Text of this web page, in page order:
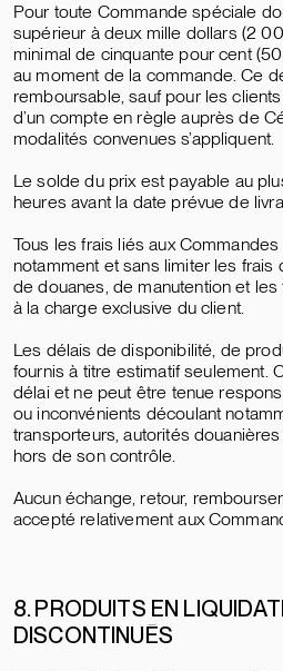
Pour toute Commande spéciale
supérieur à deux mille dollars (2
minimal de cinquante pour cent
au moment de la commande. Ce
remboursable, sauf pour les
d’un compte en règle auprès de
modalités convenues s’appliquent.
Le solde du prix est payable au
heures avant la date prévue de
Tous les frais liés aux
notamment et sans limiter les frais
de douanes, de manutention et
à la charge exclusive du client.
Les délais de disponibilité, de
fournis à titre estimatif seulement.
délai et ne peut être tenue
ou inconvénients découlant
transporteurs, autorités
hors de son contrôle.
Aucun échange, retour,
accepté relativement aux
8. PRODUITS EN
DISCONTINUÉS